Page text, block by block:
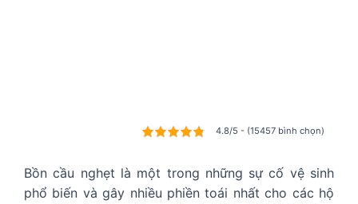
4.8/5 - (15457 bình chọn)
Bồn cầu nghẹt là một trong những sự cố vệ sinh
phổ biến và gây nhiều phiền toái nhất cho các hộ